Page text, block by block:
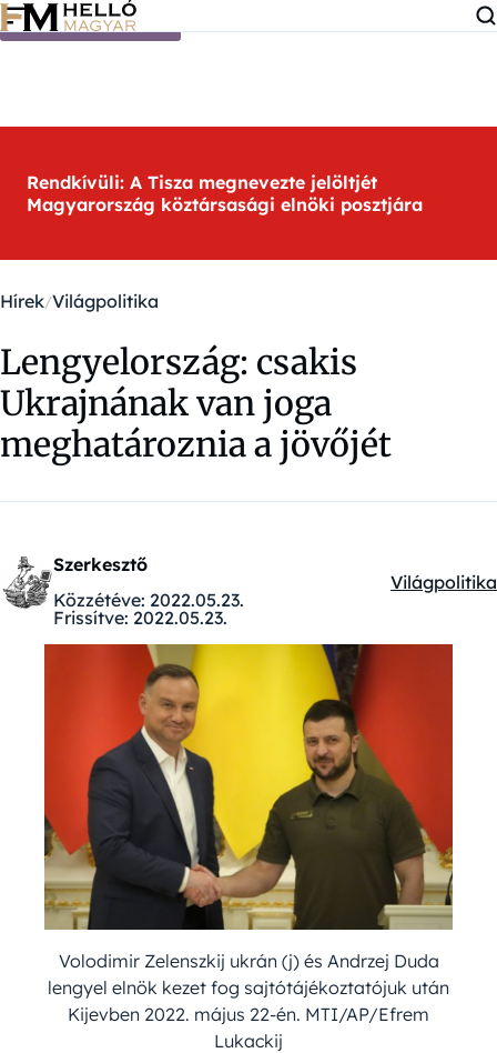
Ugrás a tartalomra
Rendkívüli: A Tisza megnevezte jelöltjét
Magyarország köztársasági elnöki posztjára
Hírek Világpolitika
Lengyelország: csakis
Ukrajnának van joga
meghatároznia a jövőjét
Szerkesztő
Közzétéve: 2022.05.23.
Frissítve: 2022.05.23.
Kategóriák:
Világpolitika
Volodimir Zelenszkij ukrán (j) és Andrzej Duda
lengyel elnök kezet fog sajtótájékoztatójuk után
Kijevben 2022. május 22-én. MTI/AP/Efrem
Lukackij